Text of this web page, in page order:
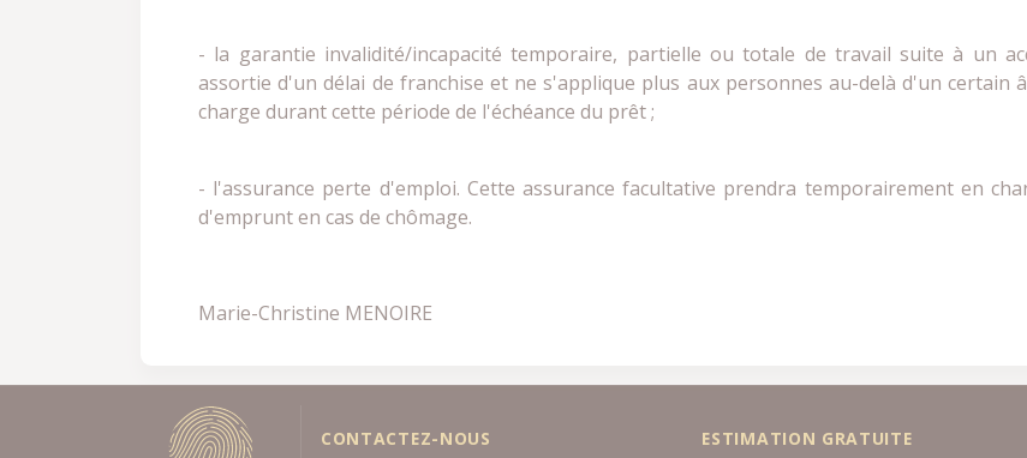
- la garantie invalidité/incapacité temporaire, partielle ou totale de travail suite à un
assortie d'un délai de franchise et ne s'applique plus aux personnes au-delà d'un
charge durant cette période de l'échéance du prêt ;
- l'assurance perte d'emploi. Cette assurance facultative prendra temporairement en
d'emprunt en cas de chômage.
Marie-Christine MENOIRE
CONTACTEZ-NOUS ESTIMATION GRATUITE